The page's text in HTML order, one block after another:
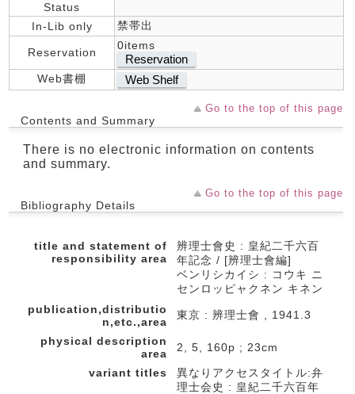
Status
In-Lib only
禁帯出
Reservation
0items
Reservation
Web書棚 Web Shelf
Go to the top of this page
Contents and Summary
There is no electronic information on contents
and summary.
Go to the top of this page
Bibliography Details
title and statement of
responsibility area
辨理士會史 : 皇紀二千六百
年記念 / [辨理士會編]
ベンリシカイシ : コウキ ニ
センロッピャクネン キネン
publication,distributio
n,etc.,area
東京 : 辨理士會 , 1941.3
physical description
area
2, 5, 160p ; 23cm
variant titles
異なりアクセスタイトル:弁
理士会史 : 皇紀二千六百年